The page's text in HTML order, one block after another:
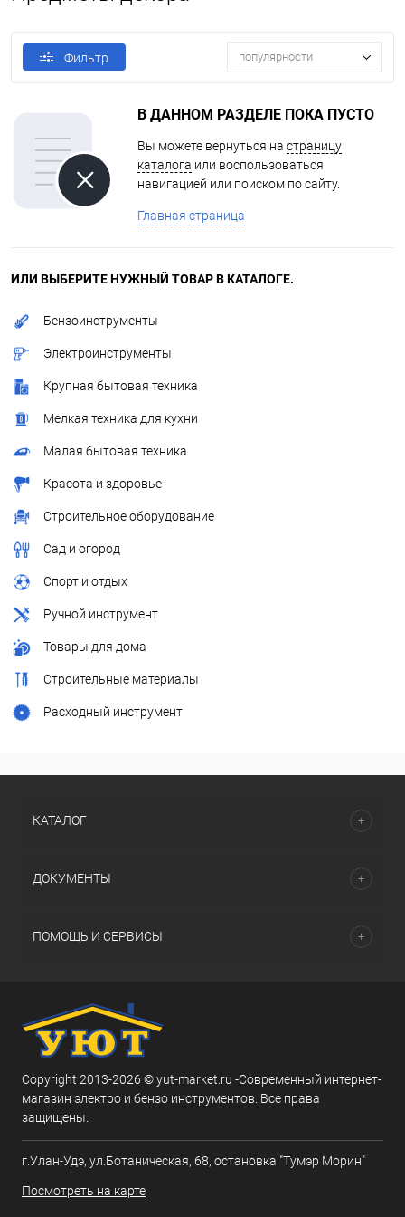
Фильтр популярности
В ДАННОМ РАЗДЕЛЕ ПОКА ПУСТО
Вы можете вернуться на страницу
каталога или воспользоваться
навигацией или поиском по сайту.
Главная страница
ИЛИ ВЫБЕРИТЕ НУЖНЫЙ ТОВАР В КАТАЛОГЕ.
Бензоинструменты
Электроинструменты
Крупная бытовая техника
Мелкая техника для кухни
Малая бытовая техника
Красота и здоровье
Строительное оборудование
Сад и огород
Спорт и отдых
Ручной инструмент
Товары для дома
Строительные материалы
Расходный инструмент
КАТАЛОГ
ДОКУМЕНТЫ
ПОМОЩЬ И СЕРВИСЫ
Copyright 2013-2026 © yut-market.ru -Современный интернет-
магазин электро и бензо инструментов. Все права
защищены.
г.Улан-Удэ, ул.Ботаническая, 68, остановка "Тумэр Морин"
Посмотреть на карте